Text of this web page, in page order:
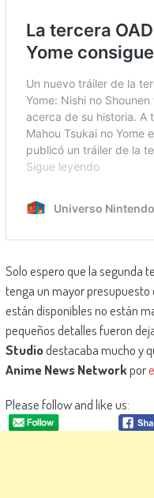
Solo espero que la segunda
tenga un mayor presupuesto
están disponibles no están
pequeños detalles fueron
Studiodestacaba mucho y
Anime News Networkpor
Please follow and like us: